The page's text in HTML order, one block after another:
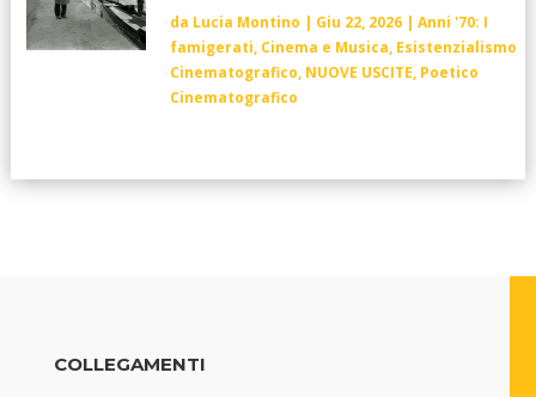
da Lucia Montino | Giu 22, 2026| Anni '70: I
famigerati, Cinema e Musica, Esistenzialismo
Cinematografico, NUOVE USCITE, Poetico
Cinematografico
COLLEGAMENTI